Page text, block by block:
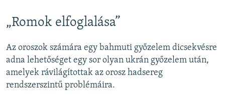
„Romok elfoglalása”
Az oroszok számára egy bahmuti győzelem dicsekvésre
adna lehetőséget egy sor olyan ukrán győzelem után,
amelyek rávilágítottak az orosz hadsereg
rendszerszintű problémáira.